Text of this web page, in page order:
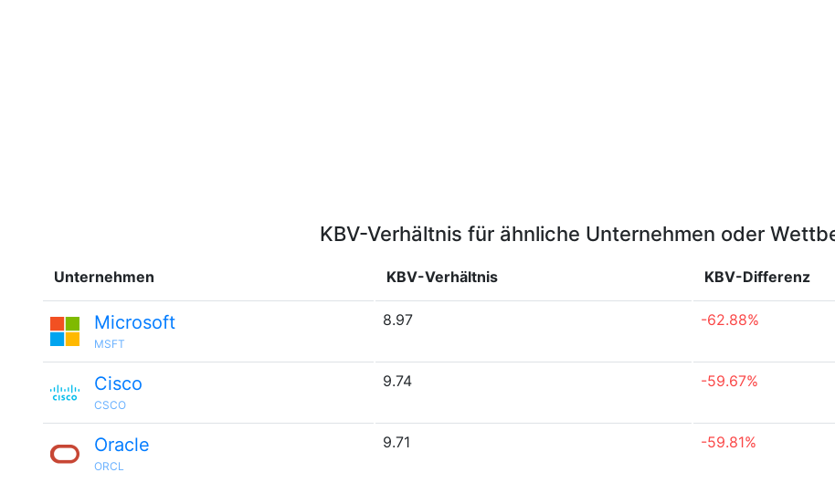
KBV-Verhältnis für ähnliche Unternehmen oder
Unternehmen KBV-Verhältnis KBV-Differenz
Microsoft
MSFT
8.97 -62.88%
Cisco
CSCO
9.74 -59.67%
Oracle
ORCL
9.71 -59.81%